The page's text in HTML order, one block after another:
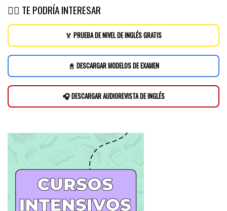
👉🏽 TE PODRÍA INTERESAR
🏅 PRUEBA DE NIVEL DE INGLÉS GRATIS
📓 DESCARGAR MODELOS DE EXAMEN
🎧 DESCARGAR AUDIOREVISTA DE INGLÉS